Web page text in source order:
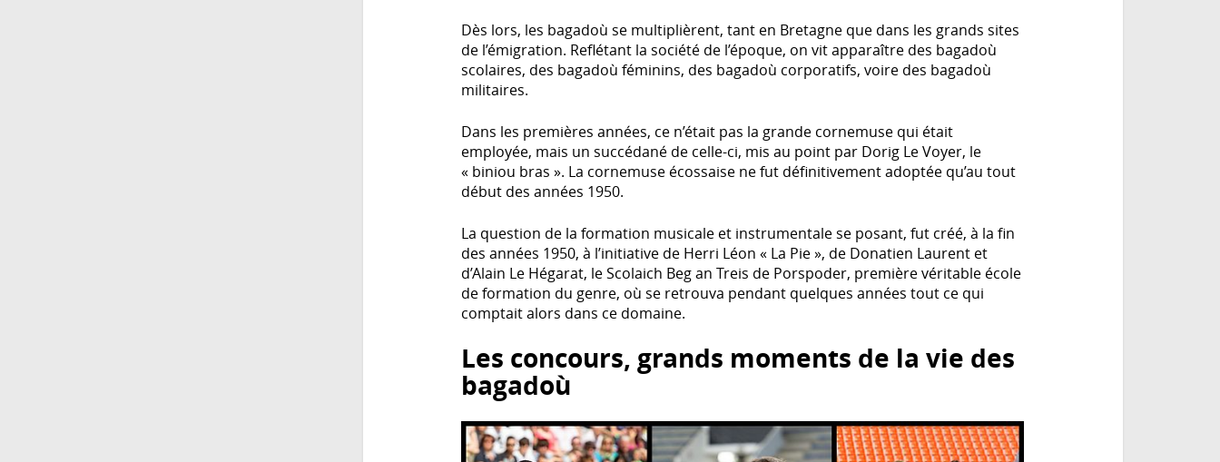
Dès lors, les bagadoù se multiplièrent, tant en Bretagne que dans les grands sites
de l’émigration. Reflétant la société de l’époque, on vit apparaître des bagadoù
scolaires, des bagadoù féminins, des bagadoù corporatifs, voire des bagadoù
militaires.
Dans les premières années, ce n’était pas la grande cornemuse qui était
employée, mais un succédané de celle-ci, mis au point par Dorig Le Voyer, le
« biniou bras ». La cornemuse écossaise ne fut définitivement adoptée qu’au tout
début des années 1950.
La question de la formation musicale et instrumentale se posant, fut créé, à la fin
des années 1950, à l’initiative de Herri Léon « La Pie », de Donatien Laurent et
d’Alain Le Hégarat, le Scolaich Beg an Treis de Porspoder, première véritable école
de formation du genre, où se retrouva pendant quelques années tout ce qui
comptait alors dans ce domaine.
Les concours, grands moments de la vie des
bagadoù